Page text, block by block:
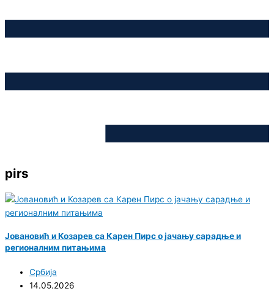
pirs
Јовановић и Козарев са Карен Пирс о јачању сарадње и
регионалним питањима
Србија
14.05.2026